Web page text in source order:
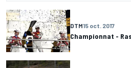
DTM15 oct. 2017
Championnat -